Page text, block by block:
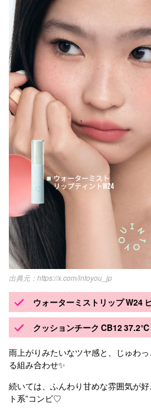
https://x.com/intoyou_jp
ウォーターミストリップ W24
クッションチーク CB12 37.2℃
雨上がりみたいなツヤ感と、じゅわ
る組み合わせ✨
続いては、ふんわり甘めな雰囲気が
ト系”コンビ♡